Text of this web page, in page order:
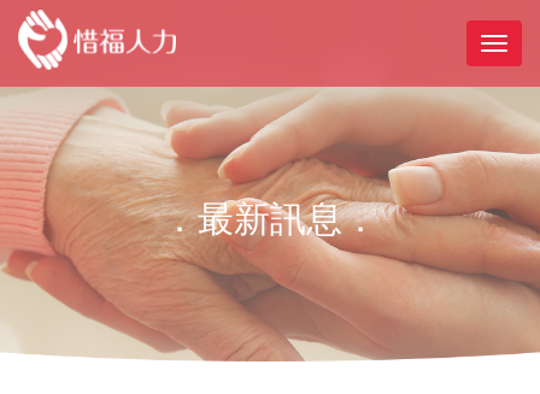
．最新訊息．